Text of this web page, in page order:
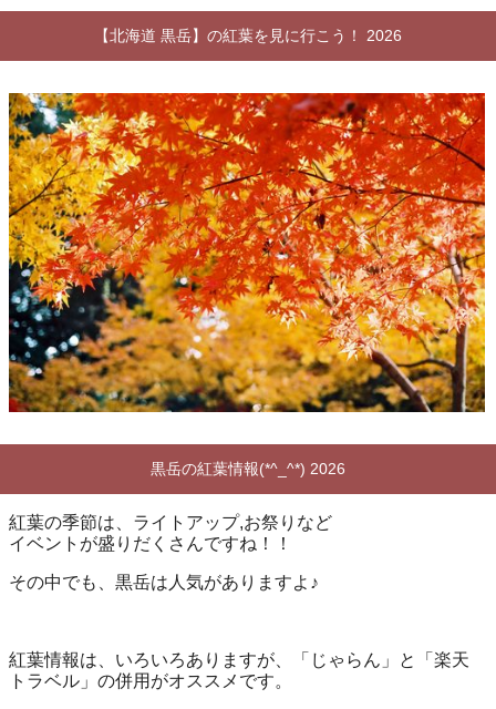
【北海道 黒岳】の紅葉を見に行こう！ 2026
黒岳の紅葉情報(*^_^*) 2026
紅葉の季節は、ライトアップ,お祭りなど
イベントが盛りだくさんですね！！
その中でも、黒岳は人気がありますよ♪
紅葉情報は、いろいろありますが、「じゃらん」と「楽天
トラベル」の併用がオススメです。